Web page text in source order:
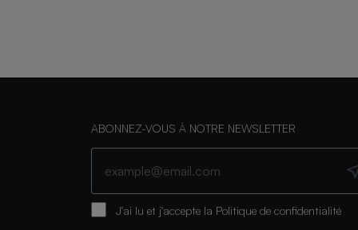
ABONNEZ-VOUS À NOTRE NEWSLETTER
J'ai lu et j'accepte la Politique de confidentialité